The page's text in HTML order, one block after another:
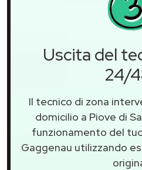
Uscita del
24/
Il tecnico di zona
domicilio a Piove di
funzionamento del
Gaggenau utilizzando